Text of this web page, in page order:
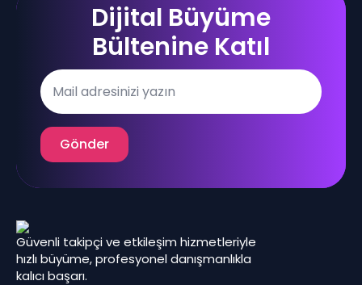
Dijital Büyüme
Bültenine Katıl
Email
*
Gönder
Güvenli takipçi ve etkileşim hizmetleriyle
hızlı büyüme, profesyonel danışmanlıkla
kalıcı başarı.